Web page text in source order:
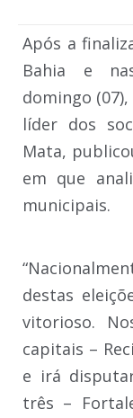
Após a
Bahia e
domingo
líder dos
Mata,
em que
municipais.
destas
vitorioso.
capitais –
e irá
três –